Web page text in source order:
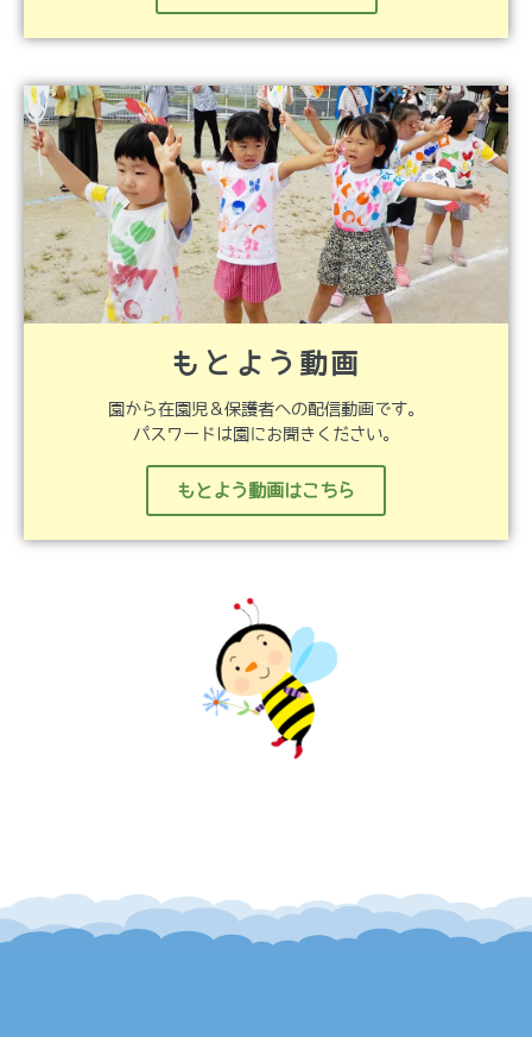
もとよう動画
園から在園児＆保護者への配信動画です。
パスワードは園にお聞きください。
もとよう動画はこちら